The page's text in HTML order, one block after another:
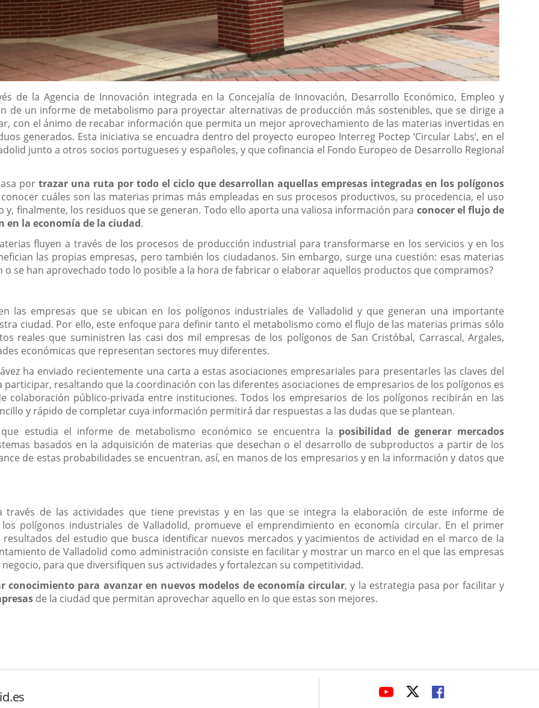
de la Agencia de Innovación integrada en la Concejalía de Innovación, Desarrollo Económico, Empleo y
de un informe de metabolismo para proyectar alternativas de producción más sostenibles, que se dirige a
con el ánimo de recabar información que permita un mejor aprovechamiento de las materias invertidas en
generados. Esta iniciativa se encuadra dentro del proyecto europeo Interreg Poctep ‘Circular Labs’, en el
junto a otros socios portugueses y españoles, y que cofinancia el Fondo Europeo de Desarrollo Regional
por trazar una ruta por todo el ciclo que desarrollan aquellas empresas integradas en los polígonos
cuáles son las materias primas más empleadas en sus procesos productivos, su procedencia, el uso
y, finalmente, los residuos que se generan. Todo ello aporta una valiosa información para conocer el flujo de
en la economía de la ciudad.
fluyen a través de los procesos de producción industrial para transformarse en los servicios y en los
las propias empresas, pero también los ciudadanos. Sin embargo, surge una cuestión: esas materias
o se han aprovechado todo lo posible a la hora de fabricar o elaborar aquellos productos que compramos?
las empresas que se ubican en los polígonos industriales de Valladolid y que generan una importante
ciudad. Por ello, este enfoque para definir tanto el metabolismo como el flujo de las materias primas sólo
reales que suministren las casi dos mil empresas de los polígonos de San Cristóbal, Carrascal, Argales,
económicas que representan sectores muy diferentes.
ha enviado recientemente una carta a estas asociaciones empresariales para presentarles las claves del
resaltando que la coordinación con las diferentes asociaciones de empresarios de los polígonos es
colaboración público-privada entre instituciones. Todos los empresarios de los polígonos recibirán en las
y rápido de completar cuya información permitirá dar respuestas a las dudas que se plantean.
estudia el informe de metabolismo económico se encuentra la posibilidad de generar mercados
basados en la adquisición de materias que desechan o el desarrollo de subproductos a partir de los
de estas probabilidades se encuentran, así, en manos de los empresarios y en la información y datos que
través de las actividades que tiene previstas y en las que se integra la elaboración de este informe de
polígonos industriales de Valladolid, promueve el emprendimiento en economía circular. En el primer
del estudio que busca identificar nuevos mercados y yacimientos de actividad en el marco de la
de Valladolid como administración consiste en facilitar y mostrar un marco en el que las empresas
para que diversifiquen sus actividades y fortalezcan su competitividad.
conocimiento para avanzar en nuevos modelos de economía circular, y la estrategia pasa por facilitar y
de la ciudad que permitan aprovechar aquello en lo que estas son mejores.
ENLACEENLACEENLACE